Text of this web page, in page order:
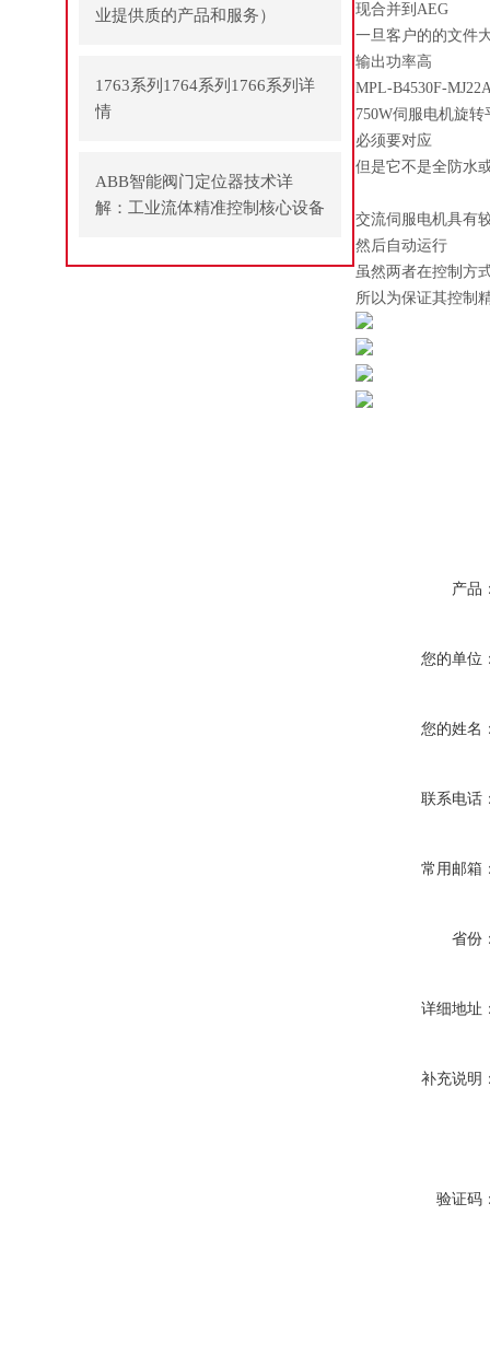
业提供质的产品和服务）
1763系列1764系列1766系列详
情
ABB智能阀门定位器技术详
解：工业流体精准控制核心设备
现合并到AEG
一旦客户的的文件
输出功率高
MPL-B4530F-
750W伺服电机旋转
必须要对应
但是它不是全防水
交流伺服电机具有
然后自动运行
虽然两者在控制方
所以为保证其控制
产品
您的单位
您的姓名
联系电话
常用邮箱
省份
详细地址
补充说明
验证码